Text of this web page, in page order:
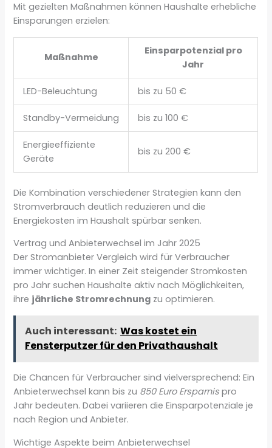
Mit gezielten Maßnahmen können Haushalte erhebliche
Einsparungen erzielen:
Maßnahme
Einsparpotenzial pro
Jahr
LED-Beleuchtung bis zu 50 €
Standby-Vermeidung bis zu 100 €
Energieeffiziente
Geräte
bis zu 200 €
Die Kombination verschiedener Strategien kann den
Stromverbrauch deutlich reduzieren und die
Energiekosten im Haushalt spürbar senken.
Vertrag und Anbieterwechsel im Jahr 2025
Der Stromanbieter Vergleich wird für Verbraucher
immer wichtiger. In einer Zeit steigender Stromkosten
pro Jahr suchen Haushalte aktiv nach Möglichkeiten,
ihre jährliche Stromrechnung zu optimieren.
Auch interessant: Was kostet ein
Fensterputzer für den Privathaushalt
Die Chancen für Verbraucher sind vielversprechend: Ein
Anbieterwechsel kann bis zu 850 Euro Ersparnis pro
Jahr bedeuten. Dabei variieren die Einsparpotenziale je
nach Region und Anbieter.
Wichtige Aspekte beim Anbieterwechsel